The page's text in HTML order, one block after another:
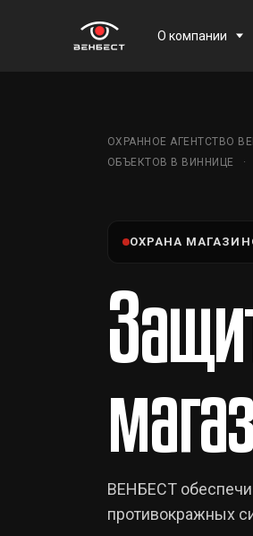
О компании
ОХРАННОЕ АГЕНТСТВО
ОБЪЕКТОВ В ВИННИЦЕ
ОХРАНА
ВЕНБЕСТ
противокражных